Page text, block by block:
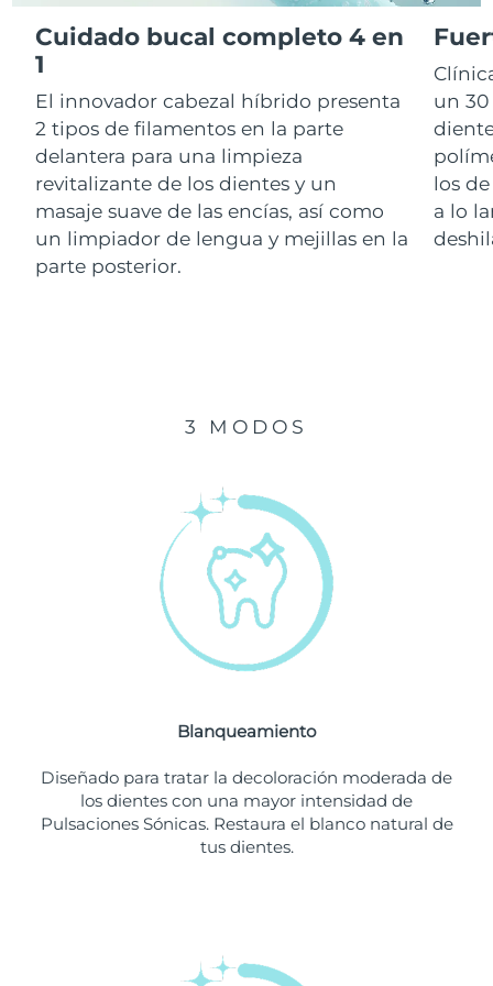
Cuidado bucal completo 4 en
1
El innovador cabezal híbrido presenta
2 tipos de filamentos en la parte
delantera para una limpieza
revitalizante de los dientes y un
masaje suave de las encías, así como
un limpiador de lengua y mejillas en la
parte posterior.
un
los
a lo
3 MODOS
Blanqueamiento
Diseñado para tratar la decoloración moderada de
los dientes con una mayor intensidad de
Pulsaciones Sónicas. Restaura el blanco natural de
tus dientes.
RAE de Macao
(China)
Malasia Entrega prevista 8/11/26
Malta Entrega prevista 8/8/26
México Entrega prevista 8/12/26
Mónaco
Entrega prevista
Entrega prevista
Entrega prevista
Entrega prevista
Reunión Entrega prevista8/13/26
Entrega prevista